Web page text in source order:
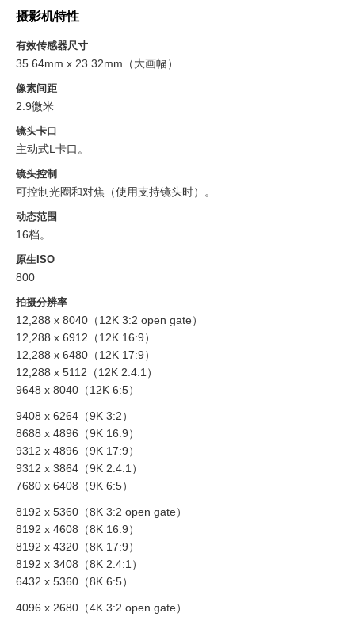
Netherlands
New Zealand
Portugal
中华台北
Ukraine
United Kingdom
United States
摄影机特性
有效传感器尺寸
35.64mm x 23.32mm（大画幅）
像素间距
2.9微米
镜头卡口
主动式L卡口。
镜头控制
可控制光圈和对焦（使用支持镜头时）。
动态范围
16档。
原生ISO
800
拍摄分辨率
12,288 x 8040（12K 3:2 open gate）
12,288 x 6912（12K 16:9）
12,288 x 6480（12K 17:9）
12,288 x 5112（12K 2.4:1）
9648 x 8040（12K 6:5）
9408 x 6264（9K 3:2）
8688 x 4896（9K 16:9）
9312 x 4896（9K 17:9）
9312 x 3864（9K 2.4:1）
7680 x 6408（9K 6:5）
8192 x 5360（8K 3:2 open gate）
8192 x 4608（8K 16:9）
8192 x 4320（8K 17:9）
8192 x 3408（8K 2.4:1）
6432 x 5360（8K 6:5）
4096 x 2680（4K 3:2 open gate）